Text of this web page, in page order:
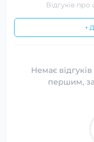
Відгуків
+
Немає
першим,